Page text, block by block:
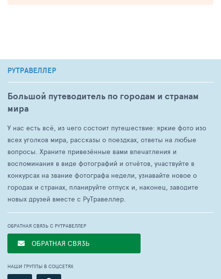
РУТРАВЕЛЛЕР
Большой путеводитель по городам и странам
мира
У нас есть всё, из чего состоит путешествие: яркие фото изо
всех уголков мира, рассказы о поездках, ответы на любые
вопросы. Храните привезённые вами впечатления и
воспоминания в виде фотографий и отчётов, участвуйте в
конкурсах на звание фотографа недели, узнавайте новое о
городах и странах, планируйте отпуск и, наконец, заводите
новых друзей вместе с РуТравеллер.
ОБРАТНАЯ СВЯЗЬ С РУТРАВЕЛЛЕР
ОБРАТНАЯ СВЯЗЬ
НАШИ ГРУППЫ В СОЦСЕТЯХ